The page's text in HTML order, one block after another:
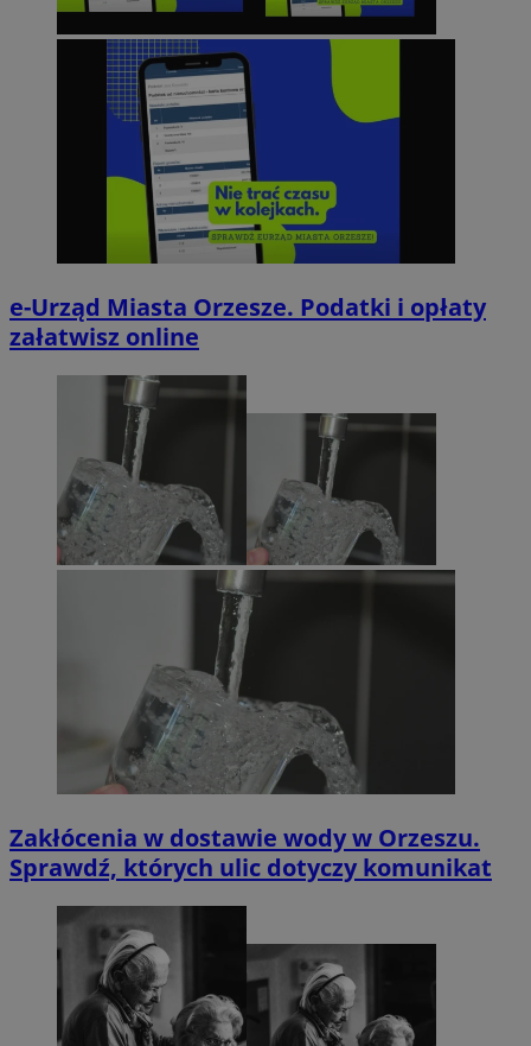
e-Urząd Miasta Orzesze. Podatki i opłaty
załatwisz online
Zakłócenia w dostawie wody w Orzeszu.
Sprawdź, których ulic dotyczy komunikat